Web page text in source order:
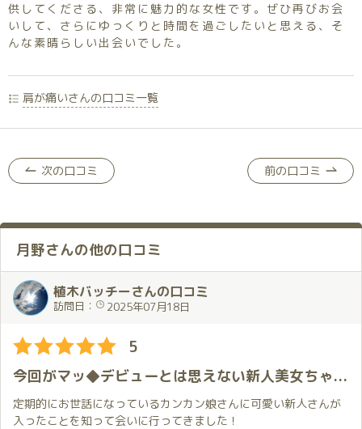
供してくださる、非常に魅力的な女性です。ぜひ再びお会
いして、さらにゆっくりと時間を過ごしたいと思える、そ
んな素晴らしい出会いでした。
肩が痛いさんの口コミ一覧
次の口コミ 前の口コミ
月野さんの他の口コミ
植木バッチーさんの口コミ
訪問日： 2025年07月18日
5
今回がマッ◆デビューとは思えない新人美女ちゃんに出会いました💕
定期的にお世話になっているカンカン娘さんに可愛い新人さんが
入ったことを知って会いに行ってきました！